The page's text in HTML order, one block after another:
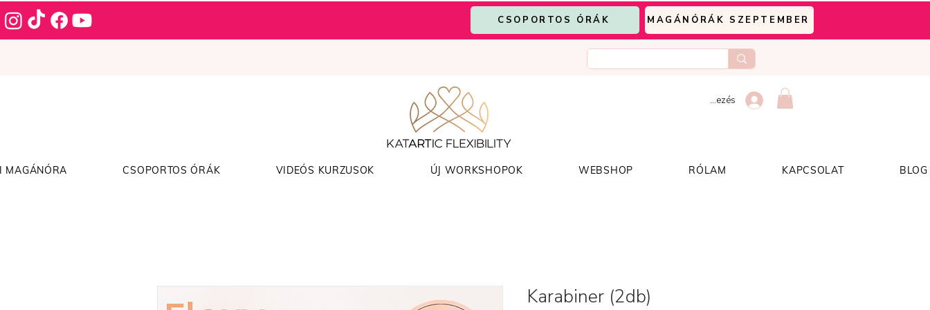
CSOPORTOS ÓRÁK MAGÁNÓRÁK SZEPTEMBER
Bejelentkezés
MAGÁNÓRA CSOPORTOS ÓRÁK VIDEÓS KURZUSOK ÚJ WORKSHOPOK WEBSHOP RÓLAM KAPCSOLAT BLOG
Karabiner (2db)